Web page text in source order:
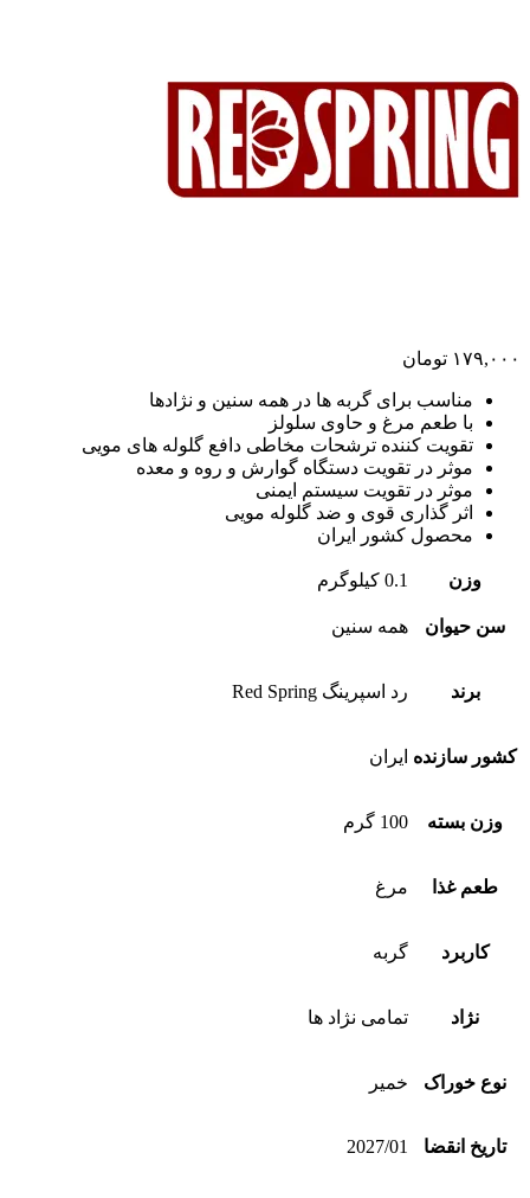
۱۷۹,۰۰۰ تومان
مناسب برای گربه ها در همه سنین و نژادها
با طعم مرغ و حاوی سلولز
تقویت کننده ترشحات مخاطی دافع گلوله های مویی
موثر در تقویت دستگاه گوارش و روه و معده
موثر در تقویت سیستم ایمنی
اثر گذاری قوی و ضد گلوله مویی
محصول کشور ایران
وزن 0.1 کیلوگرم
سن حیوان همه سنین
برند رد اسپرینگ Red Spring
کشور سازنده ایران
وزن بسته 100 گرم
طعم غذا مرغ
کاربرد گربه
نژاد تمامی نژاد ها
نوع خوراک خمیر
تاریخ انقضا 2027/01